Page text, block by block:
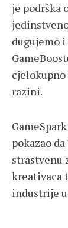
je podrška
dugujemo
razini.
pokazao
strastvenu
kreativaca
industrije